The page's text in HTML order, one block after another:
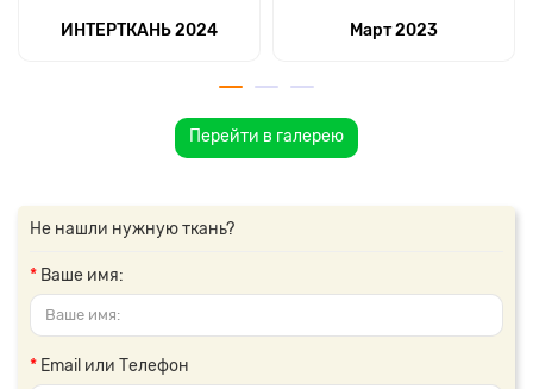
ИНТЕРТКАНЬ 2024 Март 2023
Перейти в галерею
Не нашли нужную ткань?
Ваше имя:
Email или Телефон